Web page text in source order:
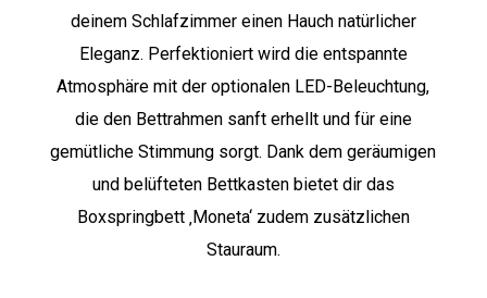
deinem Schlafzimmer einen Hauch natürlicher
Eleganz. Perfektioniert wird die entspannte
Atmosphäre mit der optionalen LED-Beleuchtung,
die den Bettrahmen sanft erhellt und für eine
gemütliche Stimmung sorgt. Dank dem geräumigen
und belüfteten Bettkasten bietet dir das
Boxspringbett ‚Moneta‘ zudem zusätzlichen
Stauraum.